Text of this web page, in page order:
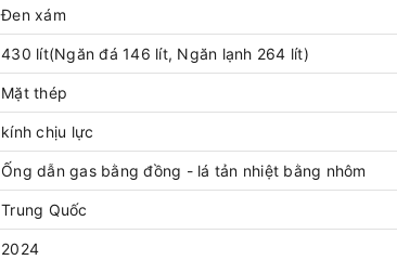
Đen xám
430 lít(Ngăn đá 146 lít, Ngăn lạnh 264 lít)
Mặt thép
kính chịu lực
Ống dẫn gas bằng đồng - lá tản nhiệt bằng nhôm
Trung Quốc
2024